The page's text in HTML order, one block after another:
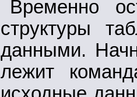
Временно
структуры
данными.
лежит